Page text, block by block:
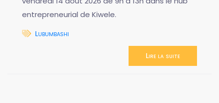
entrepreneurial de Kiwele.
Lubumbashi
Lire la suite